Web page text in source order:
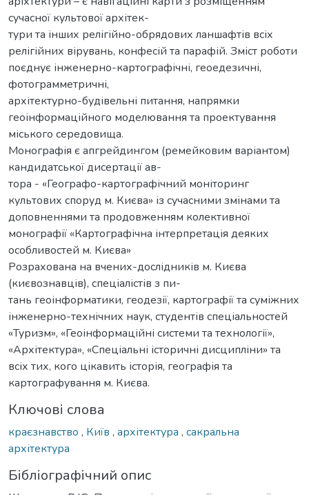
сучасної культової архітек-
тури та інших релігійно-обрядових ланшафтів всіх
релігійних вірувань, конфесій та парафій. Зміст роботи
поєднує інженерно-картографічні, геоедезичні,
фотограмметричні,
архітектурно-будівельні питання, напрямки
геоінформаційного моделювання та проектування
міського середовища.
Монографія є апгрейдингом (ремейковим варіантом)
кандидатської дисертації ав-
тора - «Географо-картографічний моніторинг
культових споруд м. Києва» із сучасними змінами та
доповненнями та продовженням колективної
монографії «Картографічна інтерпретація деяких
особливостей м. Києва»
Розрахована на вчених-дослідників м. Києва
(києвознавців), спеціалістів з пи-
тань геоінформатики, геодезії, картографії та суміжних
інженерно-технічних наук, студентів спеціальностей
«Туризм», «Геоінформаційні системи та технології»,
«Архітектура», «Спеціальні історичні дисципліни» та
всіх тих, кого цікавить історія, географія та
картографування м. Києва.
Ключові слова
краєзнавство , Київ , архітектура , сакральна
архітектура
Бібліографічний опис